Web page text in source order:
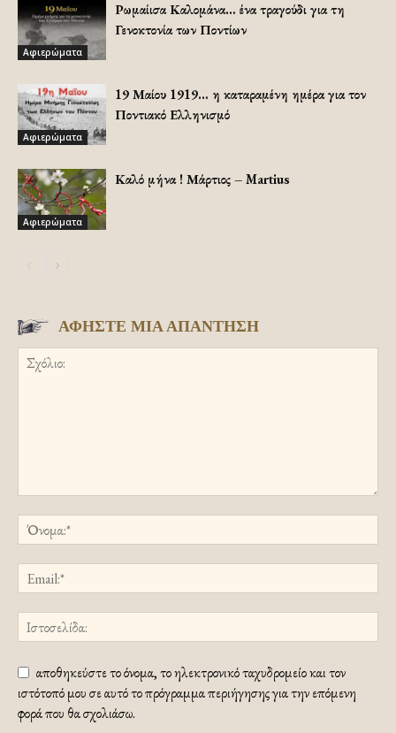
Αφιερώματα
Ρωμαίισα Καλομάνα… ένα τραγούδι για τη
Γενοκτονία των Ποντίων
Αφιερώματα
19 Μαίου 1919… η καταραμένη ημέρα για τον
Ποντιακό Ελληνισμό
Αφιερώματα
Καλό μήνα ! Μάρτιος – Martius
ΑΦΗΣΤΕ ΜΙΑ ΑΠΑΝΤΗΣΗ
αποθηκεύστε το όνομα, το ηλεκτρονικό ταχυδρομείο και τον
ιστότοπό μου σε αυτό το πρόγραμμα περιήγησης για την επόμενη
φορά που θα σχολιάσω.